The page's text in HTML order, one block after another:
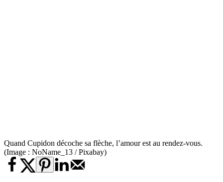
Quand Cupidon décoche sa flèche, l’amour est au rendez-vous.
(Image : NoName_13 / Pixabay)